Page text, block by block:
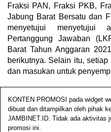
Fraksi PAN, Fraksi PKB,
Jabung Barat Bersatu dan
menyetujui menyetujui
Pertanggung Jawaban
Barat Tahun Anggaran
berikutnya. Selain itu,
dan masukan untuk
KONTEN PROMOSI pada widget
dibuat dan ditampilkan oleh pihak
JAMBINET.ID. Tidak ada aktivitas
promosi ini.